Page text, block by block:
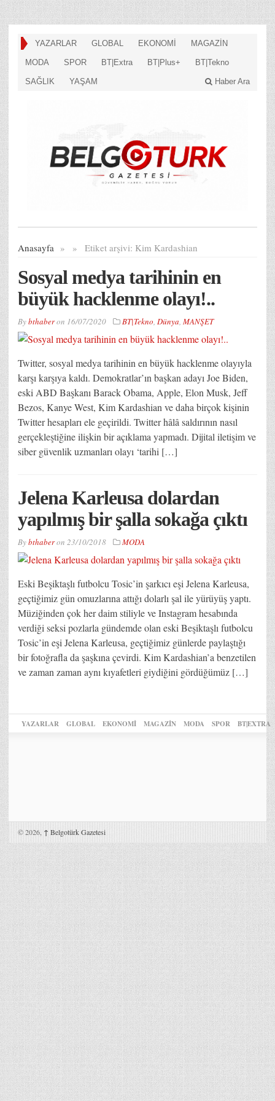
YAZARLAR GLOBAL EKONOMİ MAGAZİN
MODA SPOR BT|Extra BT|Plus+ BT|Tekno
SAĞLIK YAŞAM Haber Ara
Anasayfa » Etiket arşivi:
» Kim Kardashian
Sosyal medya tarihinin en
büyük hacklenme olayı!..
Bybthaberon 16/07/2020 BT|Tekno, Dünya, MANŞET
Twitter, sosyal medya tarihinin en büyük hacklenme olayıyla
karşı karşıya kaldı. Demokratlar’ın başkan adayı Joe Biden,
eski ABD Başkanı Barack Obama, Apple, Elon Musk, Jeff
Bezos, Kanye West, Kim Kardashian ve daha birçok kişinin
Twitter hesapları ele geçirildi. Twitter hâlâ saldırının nasıl
gerçekleştiğine ilişkin bir açıklama yapmadı. Dijital iletişim ve
siber güvenlik uzmanları olayı ‘tarihi […]
Jelena Karleusa dolardan
yapılmış bir şalla sokağa çıktı
Bybthaberon 23/10/2018 MODA
Eski Beşiktaşlı futbolcu Tosic’in şarkıcı eşi Jelena Karleusa,
geçtiğimiz gün omuzlarına attığı dolarlı şal ile yürüyüş yaptı.
Müziğinden çok her daim stiliyle ve Instagram hesabında
verdiği seksi pozlarla gündemde olan eski Beşiktaşlı futbolcu
Tosic’in eşi Jelena Karleusa, geçtiğimiz günlerde paylaştığı
bir fotoğrafla da şaşkına çevirdi. Kim Kardashian’a benzetilen
ve zaman zaman aynı kıyafetleri giydiğini gördüğümüz […]
YAZARLAR GLOBAL EKONOMİ MAGAZİN MODA SPOR BT|EXTRA
© 2026, ↑ Belgotürk Gazetesi